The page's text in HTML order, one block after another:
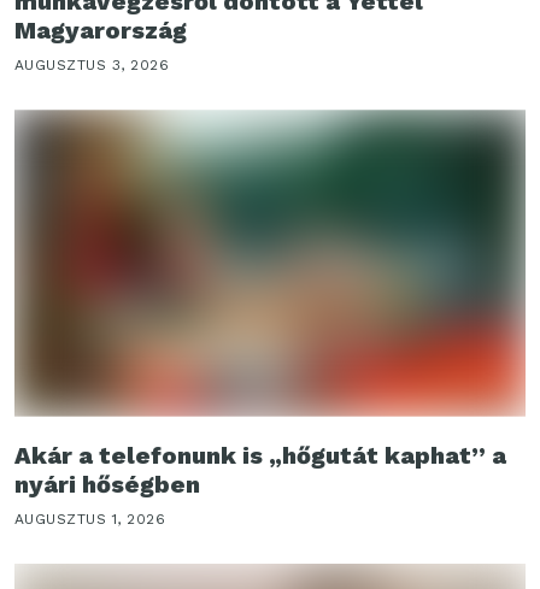
Magyarország
AUGUSZTUS 3, 2026
Akár a telefonunk is „hőgutát kaphat” a
nyári hőségben
AUGUSZTUS 1, 2026